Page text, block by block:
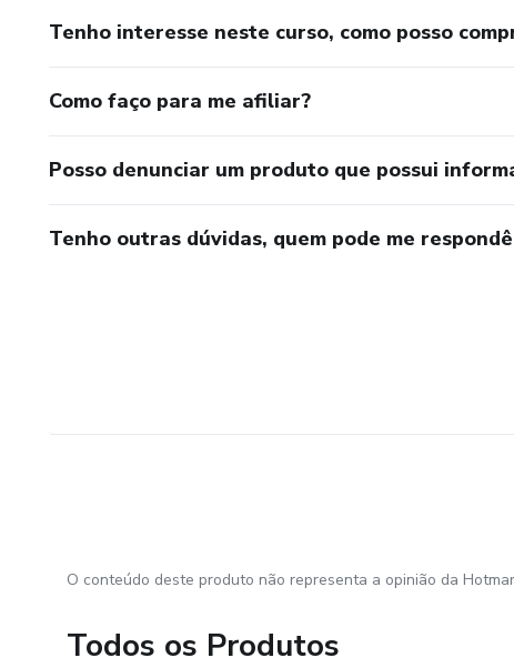
Tenho interesse neste curso, como posso
Como faço para me afiliar?
Posso denunciar um produto que possui
Tenho outras dúvidas, quem pode me
O conteúdo deste produto não representa a opinião da
Todos os Produtos